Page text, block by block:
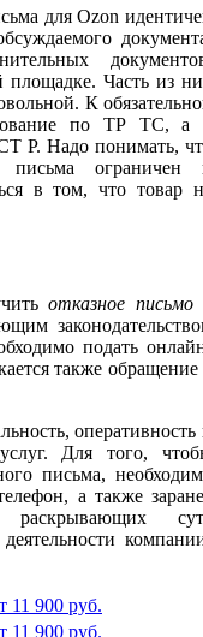
для Ozon
площадке. Часть из
К
по ТР ТС, а
Р. Надо понимать,
письма ограничен
в том, что товар
отказное письмо
подать
также обращение
оперативность
Для того,
письма,
а также
раскрывающих
11 900 руб.
11 900 руб.